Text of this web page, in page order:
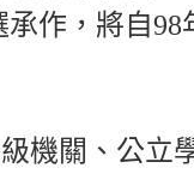
作，將自98
機關、公